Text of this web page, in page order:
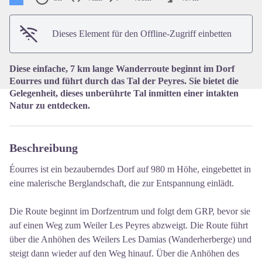
Dieses Element für den Offline-Zugriff einbetten
Diese einfache, 7 km lange Wanderroute beginnt im Dorf
Eourres und führt durch das Tal der Peyres. Sie bietet die
Gelegenheit, dieses unberührte Tal inmitten einer intakten
Natur zu entdecken.
Beschreibung
Éourres ist ein bezauberndes Dorf auf 980 m Höhe, eingebettet in
eine malerische Berglandschaft, die zur Entspannung einlädt.
Die Route beginnt im Dorfzentrum und folgt dem GRP, bevor sie
auf einen Weg zum Weiler Les Peyres abzweigt. Die Route führt
über die Anhöhen des Weilers Les Damias (Wanderherberge) und
steigt dann wieder auf den Weg hinauf. Über die Anhöhen des